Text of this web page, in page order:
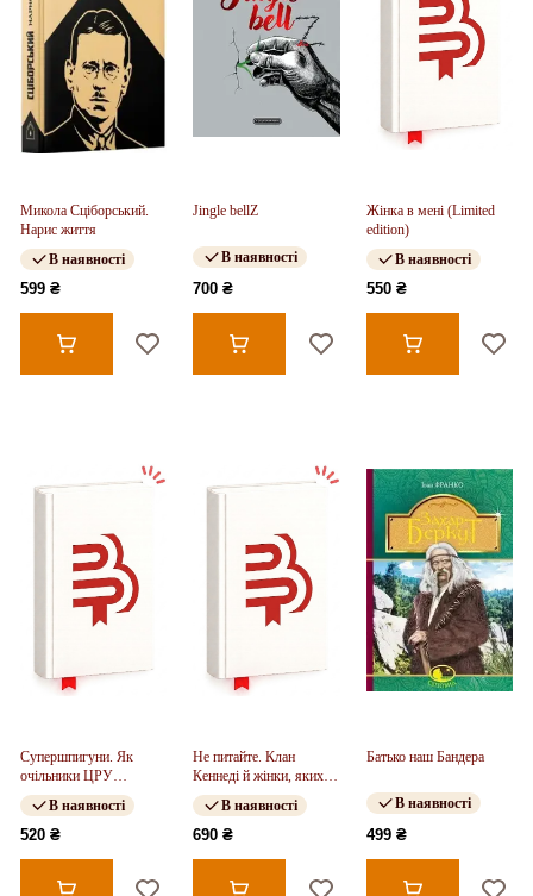
Микола Сціборський.
Нарис життя
В наявності
599 ₴
Jingle bellZ
В наявності
700 ₴
Жінка в мені (Limited
edition)
В наявності
550 ₴
Супершпигуни. Як
очільники ЦРУ
формують історію та
майбутнєВ наявності
520 ₴
Не питайте. Клан
Кеннеді й жінки, яких
вони знищили
В наявності
690 ₴
Батько наш Бандера
В наявності
499 ₴